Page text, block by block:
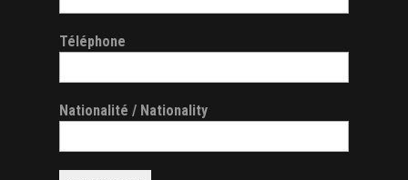
Téléphone
Nationalité / Nationality